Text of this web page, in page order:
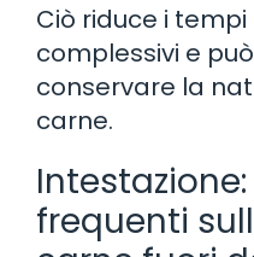
Ciò riduce i
complessivi e
conservare la
carne.
frequenti